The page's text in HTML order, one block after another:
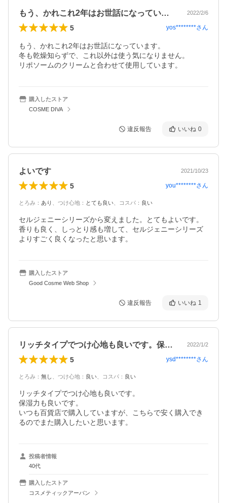
もう、かれこれ2年はお世話になっていま… 2022/2/6
5 yos********さん
もう、かれこれ2年はお世話になっています。
冬も乾燥知らずで、これ以外は使う気になりません。
リポソームのクリームと合わせて使用しています。
購入したストア
COSME DIVA
違反報告 いいね 0
よいです 2021/10/23
5 you********さん
とろみ ： あり つけ心地 ： とても良い コスパ ： 良い
セルジェニーシリーズから変えました。とてもよいです。
香りも良く、しっとり感も増して、セルジェニーシリーズ
よりすごく良くなったと思います。
購入したストア
Good Cosme Web Shop
違反報告 いいね 1
リッチタイプでつけ心地も良いです。保湿… 2022/1/2
5 ysd********さん
とろみ ： 無し つけ心地 ： 良い コスパ ： 良い
リッチタイプでつけ心地も良いです。
保湿力も良いです。
いつも百貨店で購入していますが、こちらで安く購入でき
るのでまた購入したいと思います。
投稿者情報
40代
購入したストア
コスメティックアーバン